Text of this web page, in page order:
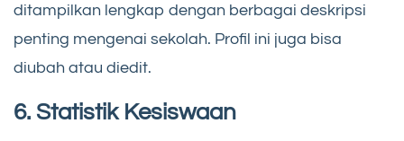
ditampilkan lengkap dengan berbagai deskripsi
penting mengenai sekolah. Profil ini juga bisa
diubah atau diedit.
6. Statistik Kesiswaan